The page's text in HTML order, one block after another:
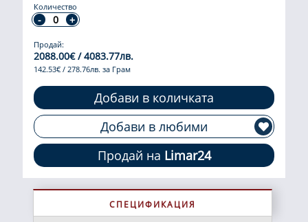
Количество
Продай:
2088.00€ / 4083.77лв.
142.53€ / 278.76лв. за Грам
Добави в количката
Добави в любими
Продай на Limar24
СПЕЦИФИКАЦИЯ